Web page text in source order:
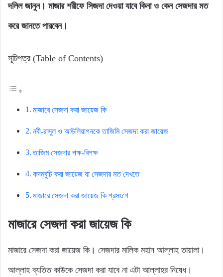
দলিল জানুন। মাজার শরীফে সিজদা দেওয়া যাবে কিনা ও কেন সেজদার মত
করে জানতে পারবেন।
সূচিপত্র (Table of Contents)
মাজারে সেজদা করা জায়েজ কি
নবী-রাসূল ও আউলিয়াগনকে তাজিমি সেজদা করা জায়েজ
তাজিম সেজদার পক্ষ-বিপক্ষ
কদমবুচি করা জায়েজ যা সেজদার মত দেখতে
মাজারে সেজদা করা জায়েজ কি প্রসংগে
মাজারে সেজদা করা জায়েজ কি
মাজারে সেজদা করা জায়েজ কি। সেজদার মালিক মহান আল্লাহ তায়ালা।
আল্লাহ ব্যতিত কাউকে সেজদা করা যাবে না এটা আল্লাহর নিষেধ।